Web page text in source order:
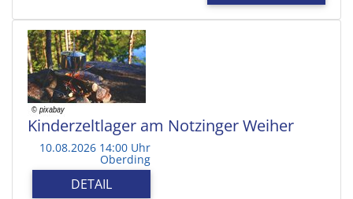
Kinderzeltlager am Notzinger Weiher
10.08.2026 14:00 Uhr
Oberding
DETAIL